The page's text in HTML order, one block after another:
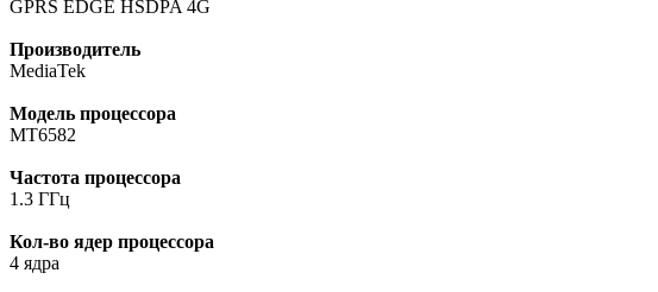
GPRS EDGE HSDPA 4G
Производитель
MediaTek
Модель процессора
MT6582
Частота процессора
1.3 ГГц
Кол-во ядер процессора
4 ядра